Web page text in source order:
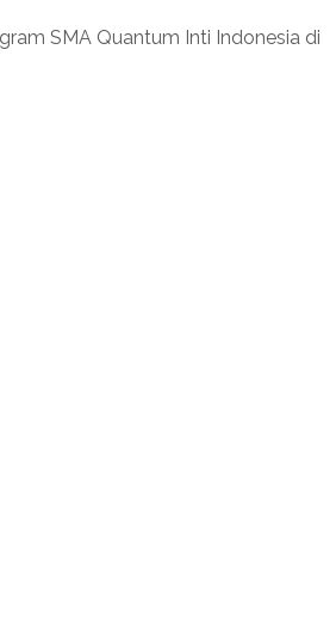
SMA Quantum Inti Indonesia di